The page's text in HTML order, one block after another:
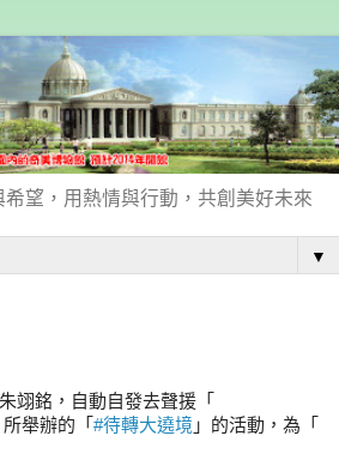
望，用熱情與行動，共創美好未來
▼
翊銘，自動自發去聲援「
所舉辦的「 #待轉大遶境 」的活動，為「